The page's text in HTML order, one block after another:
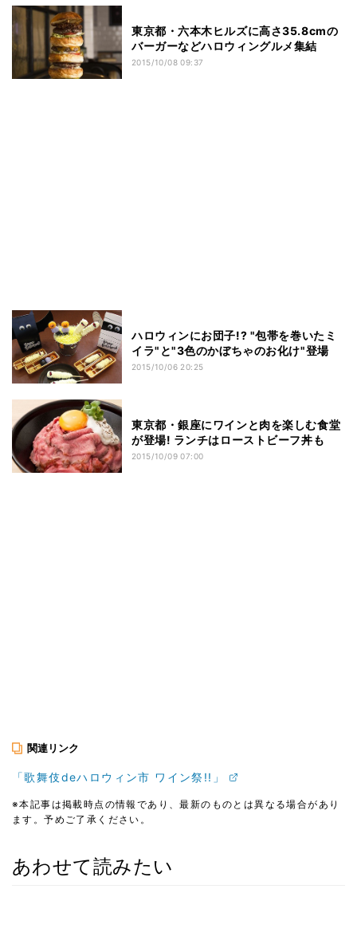
東京都・六本木ヒルズに高さ35.8cmの
バーガーなどハロウィングルメ集結
2015/10/08 09:37
ハロウィンにお団子!? "包帯を巻いたミ
イラ"と"3色のかぼちゃのお化け"登場
2015/10/06 20:25
東京都・銀座にワインと肉を楽しむ食堂
が登場! ランチはローストビーフ丼も
2015/10/09 07:00
関連リンク
「歌舞伎deハロウィン市 ワイン祭!!」
※本記事は掲載時点の情報であり、最新のものとは異なる場合があり
ます。予めご了承ください。
あわせて読みたい